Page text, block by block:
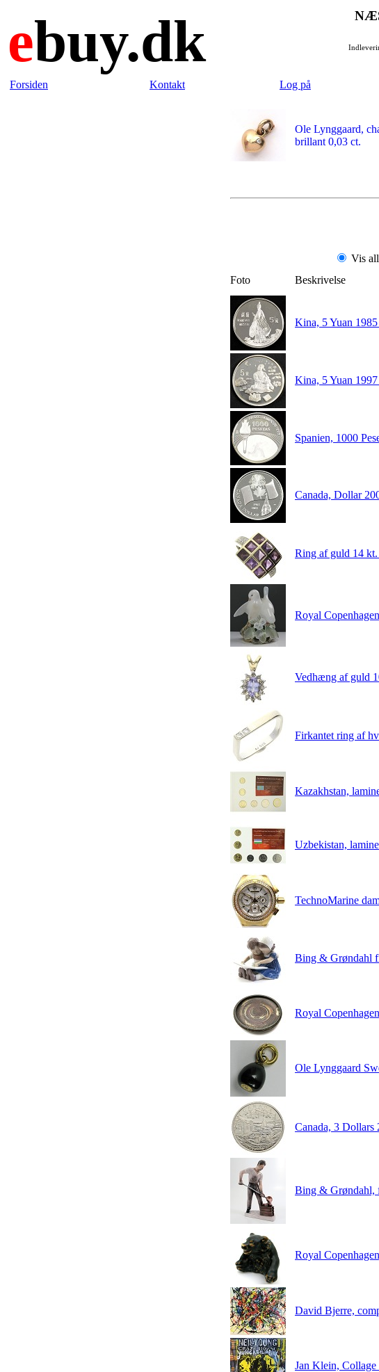
ebuy.dk
Forsiden Kontakt Log på
Ole Lynggaard,
brillant 0,03 ct.
Vis
Foto
Beskrivelse
Kina, 5 Yuan
Kina, 5 Yuan
Spanien, 1000
Canada, Dollar
Ring af guld 14
Royal
Vedhæng af guld
Firkantet ring af
Kazakhstan,
Uzbekistan,
TechnoMarine
Bing & Grøndahl
Royal
Ole Lynggaard
Canada, 3
Bing & Grøndahl,
Royal
David Bjerre,
Jan Klein,